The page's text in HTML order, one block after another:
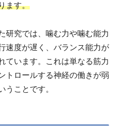
ます。
研究では、噛む力や噛む能力
速度が遅く、バランス能力が
ています。これは単なる筋力
トロールする神経の働きが弱
うことです。